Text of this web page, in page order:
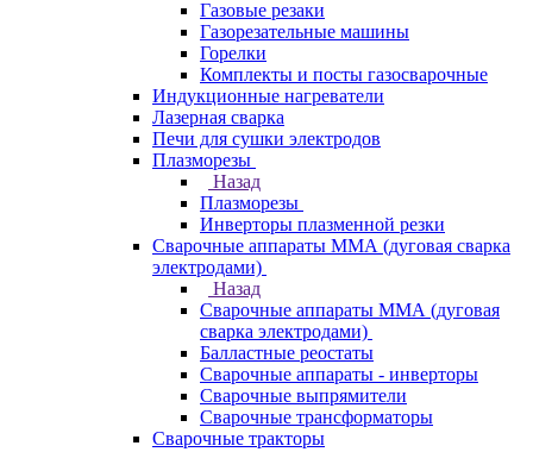
Газовые резаки
Газорезательные машины
Горелки
Комплекты и посты газосварочные
Индукционные нагреватели
Лазерная сварка
Печи для сушки электродов
Плазморезы
Назад
Плазморезы
Инверторы плазменной резки
Сварочные аппараты ММА (дуговая сварка
электродами)
Назад
Сварочные аппараты ММА (дуговая
сварка электродами)
Балластные реостаты
Сварочные аппараты - инверторы
Сварочные выпрямители
Сварочные трансформаторы
Сварочные тракторы